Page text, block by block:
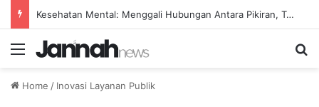
Kesehatan Mental: Menggali Hubungan Antara Pikiran, Tubuh, dan Emosi secara Mendalam
Menu
Home / Inovasi Layanan Publik